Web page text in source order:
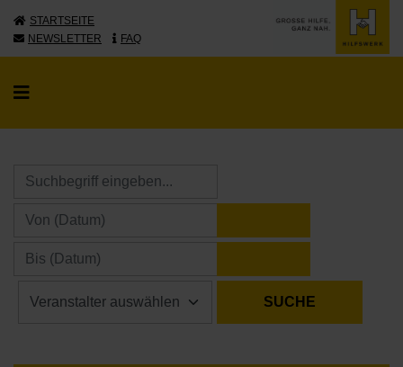
STARTSEITE
NEWSLETTER
FAQ